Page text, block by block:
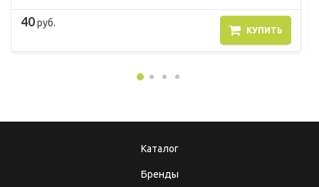
40руб.
КУПИТЬ
Каталог
Бренды